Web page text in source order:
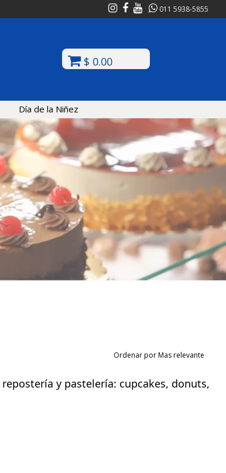
011 5938-5855
$ 0.00
Día de la Niñez
Ordenar por Mas relevante
y pastelería: cupcakes, donuts,